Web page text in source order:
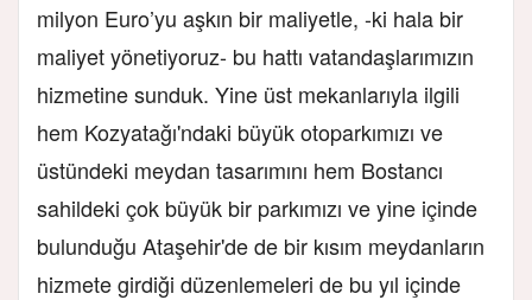
milyon Euro’yu aşkın bir maliyetle, -ki hala bir
maliyet yönetiyoruz- bu hattı vatandaşlarımızın
hizmetine sunduk. Yine üst mekanlarıyla ilgili
hem Kozyatağı'ndaki büyük otoparkımızı ve
üstündeki meydan tasarımını hem Bostancı
sahildeki çok büyük bir parkımızı ve yine içinde
bulunduğu Ataşehir'de de bir kısım meydanların
hizmete girdiği düzenlemeleri de bu yıl içinde